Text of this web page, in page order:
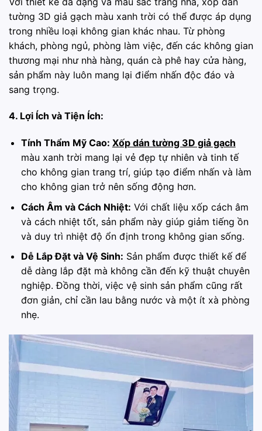
tường 3D giả gạch màu xanh trời có thể được áp dụng
trong nhiều loại không gian khác nhau. Từ phòng
khách, phòng ngủ, phòng làm việc, đến các không gian
thương mại như nhà hàng, quán cà phê hay cửa hàng,
sản phẩm này luôn mang lại điểm nhấn độc đáo và
sang trọng.
4. Lợi Ích và Tiện Ích:
Tính Thẩm Mỹ Cao: Xốp dán tường 3D giả gạch
màu xanh trời mang lại vẻ đẹp tự nhiên và tinh tế
cho không gian trang trí, giúp tạo điểm nhấn và làm
cho không gian trở nên sống động hơn.
Cách Âm và Cách Nhiệt: Với chất liệu xốp cách âm
và cách nhiệt tốt, sản phẩm này giúp giảm tiếng ồn
và duy trì nhiệt độ ổn định trong không gian sống.
Dễ Lắp Đặt và Vệ Sinh: Sản phẩm được thiết kế để
dễ dàng lắp đặt mà không cần đến kỹ thuật chuyên
nghiệp. Đồng thời, việc vệ sinh sản phẩm cũng rất
đơn giản, chỉ cần lau bằng nước và một ít xà phòng
nhẹ.